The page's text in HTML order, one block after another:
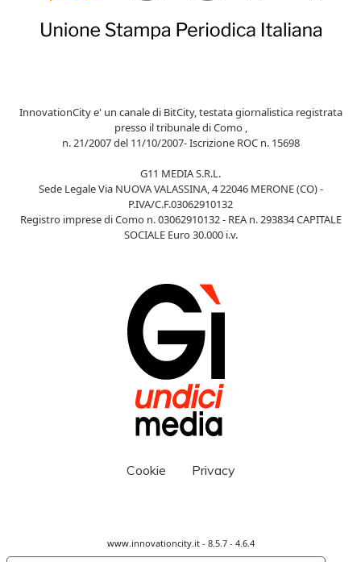
InnovationCity e' un canale di BitCity, testata giornalistica registrata
presso il tribunale di Como ,
n. 21/2007 del 11/10/2007- Iscrizione ROC n. 15698
G11 MEDIA S.R.L.
Sede Legale Via NUOVA VALASSINA, 4 22046 MERONE (CO) -
P.IVA/C.F.03062910132
Registro imprese di Como n. 03062910132 - REA n. 293834 CAPITALE
SOCIALE Euro 30.000 i.v.
Cookie Privacy
www.innovationcity.it - 8.5.7 - 4.6.4